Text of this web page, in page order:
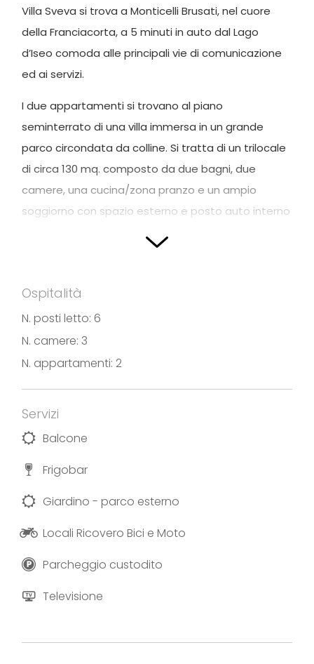
Villa Sveva si trova a Monticelli Brusati, nel cuore
della Franciacorta, a 5 minuti in auto dal Lago
d’Iseo comoda alle principali vie di comunicazione
ed ai servizi.
I due appartamenti si trovano al piano
seminterrato di una villa immersa in un grande
parco circondata da colline. Si tratta di un trilocale
di circa 130 mq. composto da due bagni, due
camere, una cucina/zona pranzo e un ampio
soggiorno con spazio esterno e posto auto interno
bagno finestrato, una camera, ampio
soggiorno/cucina con patio esterno e posto auto
interno privato a disposizione degli ospiti, anche
per biciclette o motocicli.
Ospitalità
N. posti letto: 6
N. camere: 3
N. appartamenti: 2
Servizi
Balcone
Frigobar
Giardino - parco esterno
Locali Ricovero Bici e Moto
Parcheggio custodito
Televisione